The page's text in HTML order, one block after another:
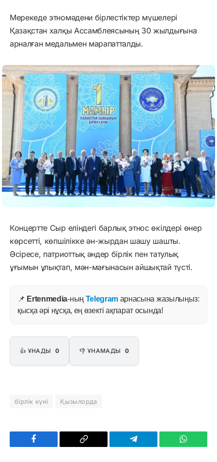
Мерекеде этномәдени бірлестіктер мүшелері
Қазақстан халқы Ассамблеясының 30 жылдығына
арналған медальмен марапатталды.
Концертте Сыр еліндегі барлық этнос өкілдері өнер
көрсетті, көпшілікке ән-жырдан шашу шашты.
Әсіресе, патриоттық әндер бірлік пен татулық
ұғымын ұлықтап, мән-мағынасын айшықтай түсті.
📌 Ertenmedia-ның Telegram арнасына жазылыңыз:
қысқа әрі нұсқа, ең өзекті ақпарат осында!
👍 ҰНАДЫ 0 👎 ҰНАМАДЫ 0
бірлік күні Қызылорда
Facebook
Copy
Telegram